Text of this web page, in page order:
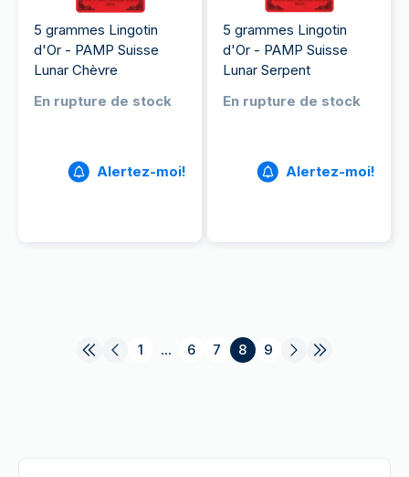
5 grammes Lingotin
d'Or - PAMP Suisse
Lunar Chèvre
En rupture de stock
Alertez-moi!
5 grammes Lingotin
d'Or - PAMP Suisse
Lunar Serpent
En rupture de stock
Alertez-moi!
1 ... 6 7 8 9